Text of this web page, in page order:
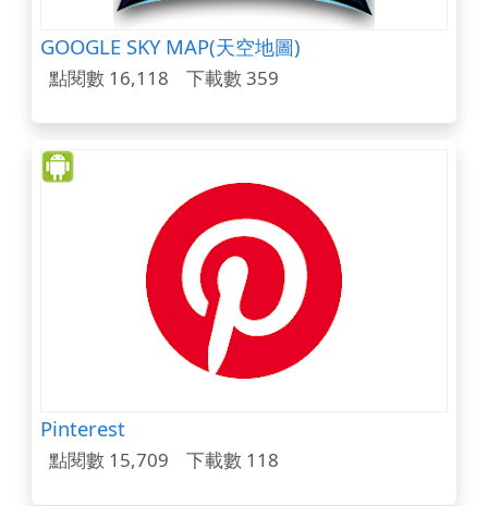
GOOGLE SKY MAP(天空地圖)
點閱數 16,118 下載數 359
Pinterest
點閱數 15,709 下載數 118